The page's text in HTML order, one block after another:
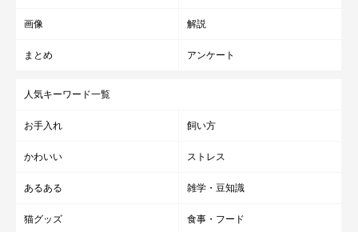
画像 解説
まとめ アンケート
人気キーワード一覧
お手入れ 飼い方
かわいい ストレス
あるある 雑学・豆知識
猫グッズ 食事・フード